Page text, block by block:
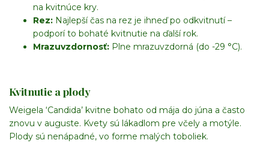
na kvitnúce kry.
Rez: Najlepší čas na rez je ihneď po odkvitnutí –
podporí to bohaté kvitnutie na ďalší rok.
Mrazuvzdornosť: Plne mrazuvzdorná (do -29 °C).
Kvitnutie a plody
Weigela ‘Candida’ kvitne bohato od mája do júna a často
znovu v auguste. Kvety sú lákadlom pre včely a motýle.
Plody sú nenápadné, vo forme malých toboliek.